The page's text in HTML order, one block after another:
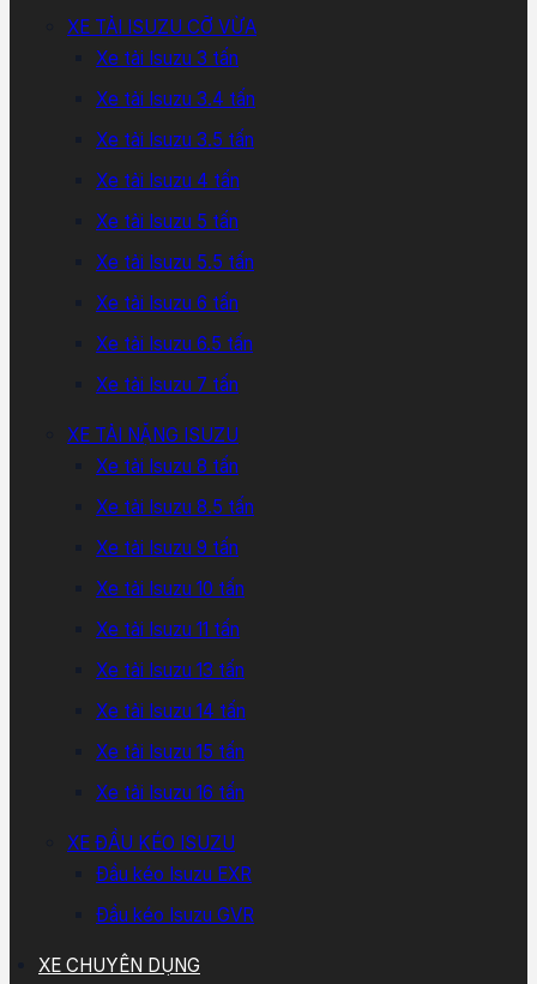
XE TẢI ISUZU CỠ VỪA
Xe tải Isuzu 3 tấn
Xe tải Isuzu 3.4 tấn
Xe tải Isuzu 3.5 tấn
Xe tải Isuzu 4 tấn
Xe tải Isuzu 5 tấn
Xe tải Isuzu 5.5 tấn
Xe tải Isuzu 6 tấn
Xe tải Isuzu 6.5 tấn
Xe tải Isuzu 7 tấn
XE TẢI NẶNG ISUZU
Xe tải Isuzu 8 tấn
Xe tải Isuzu 8.5 tấn
Xe tải Isuzu 9 tấn
Xe tải Isuzu 10 tấn
Xe tải Isuzu 11 tấn
Xe tải Isuzu 13 tấn
Xe tải Isuzu 14 tấn
Xe tải Isuzu 15 tấn
Xe tải Isuzu 16 tấn
XE ĐẦU KÉO ISUZU
Đầu kéo Isuzu EXR
Đầu kéo Isuzu GVR
XE CHUYÊN DỤNG